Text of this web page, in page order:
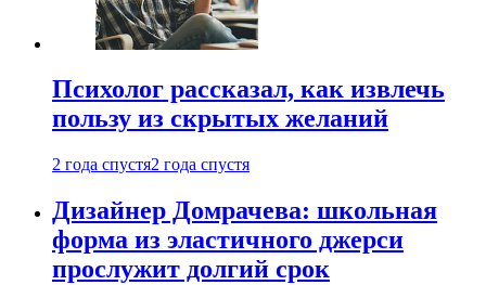
Психолог рассказал, как извлечь
пользу из скрытых желаний
2 года спустя2 года спустя
Дизайнер Домрачева: школьная
форма из эластичного джерси
прослужит долгий срок